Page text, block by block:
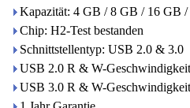
Kapazität: 4 GB / 8 GB / 16 GB
Chip: H2-Test bestanden
Schnittstellentyp: USB 2.0 & 3.0
USB 2.0 R & W-
USB 3.0 R & W-